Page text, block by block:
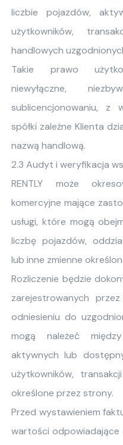
liczbie pojazdów,
użytkowników,
handlowych
Takie prawo
niewyłączne,
sublicencjonowaniu, z
spółki zależne Klienta
nazwą handlową.
2.3 Audyt i weryfikacja
RENTLY może
komercyjne mające
usługi, które mogą
liczbę pojazdów,
lub inne zmienne
Rozliczenie będzie
zarejestrowanych
odniesieniu do
mogą należeć
aktywnych lub
użytkowników,
określone przez strony.
Przed wystawieniem
wartości